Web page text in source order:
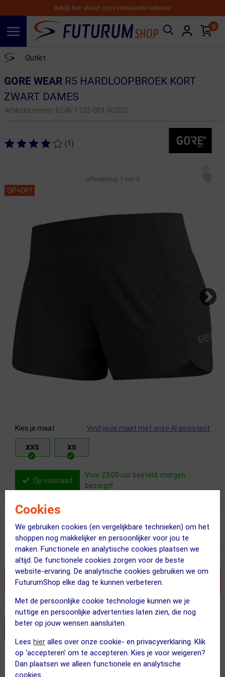
Cookies
We gebruiken cookies (en vergelijkbare technieken) om het
shoppen nog makkelijker en persoonlijker voor jou te
maken. Functionele en analytische cookies plaatsen we
altijd. De functionele cookies zorgen voor de beste
website-ervaring. De analytische cookies gebruiken we om
FuturumShop elke dag te kunnen verbeteren.
Met de persoonlijke cookie technologie kunnen we je
nuttige en persoonlijke advertenties laten zien, die nog
beter op jouw wensen aansluiten.
Lees hier alles over onze cookie- en privacyverklaring. Klik
op 'accepteren' om te accepteren. Kies je voor weigeren?
Dan plaatsen we alleen functionele en analytische
cookies.
Bekijk hier alvast onze vernieuwde website!
0
Home Outlet
GORE WEARR5 HARDLOOPBROEK KORT
ZWART DAMES
Artikelnummer: 6246-1102-001-N2002
(1)
Afbeelding 1 van 2
OP=OP!
Kies je maat Vind jouw maat met onze AI assistent
XXS XS
Op voorraad
Voor 23:00 uur besteld, morgen
bezorgd!
49.95 34.95
Inclusief BTW
VOEG TOE AAN WINKELWAGEN
Recent besteld door 2 klanten! Bestel ook snel!
Stel je productvragen aan onze AI assistent
Gratis verzending vanaf €49
Voor 23:00 uur besteld, morgen in huis